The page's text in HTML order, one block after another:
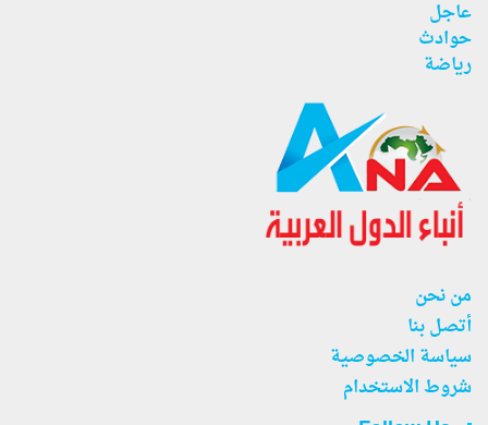
عاجل
حوادث
رياضة
من نحن
أتصل بنا
سياسة الخصوصية
شروط الاستخدام